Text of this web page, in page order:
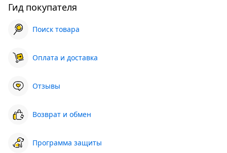
Гид покупателя
Поиск товара
Оплата и доставка
Отзывы
Возврат и обмен
Программа защиты